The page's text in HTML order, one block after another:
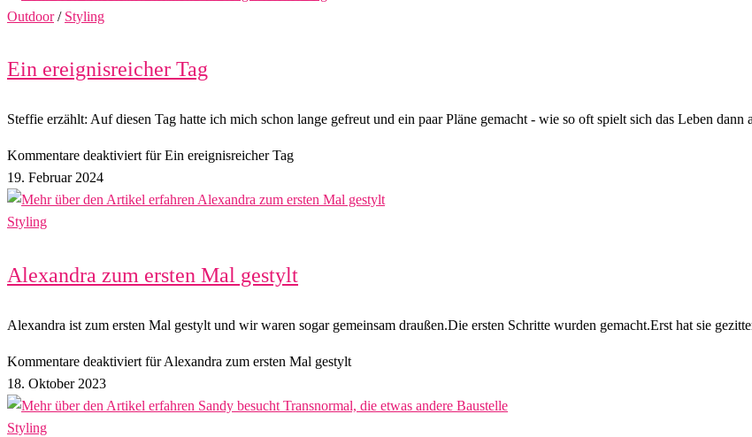
Outdoor/ Styling
Ein ereignisreicher Tag
Steffie erzählt: Auf diesen Tag hatte ich mich schon lange gefreut und ein paar Pläne gemacht - wie so oft spielt sich das Leben
Kommentare deaktiviert für Ein ereignisreicher Tag
19. Februar 2024
Styling
Alexandra zum ersten Mal gestylt
Alexandra ist zum ersten Mal gestylt und wir waren sogar gemeinsam draußen.Die ersten Schritte wurden gemacht.Erst hat sie
Kommentare deaktiviert für Alexandra zum ersten Mal gestylt
18. Oktober 2023
Styling